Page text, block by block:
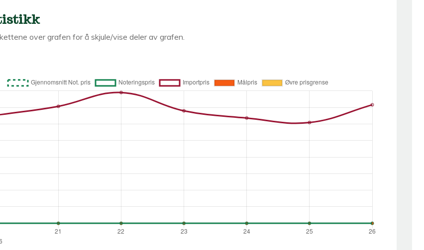
over grafen for å skjule/vise deler av grafen.